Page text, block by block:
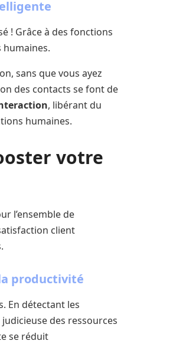
! Grâce à des fonctions
humaines.
sans que vous ayez
des contacts se font de
, libérant du
humaines.
votre
l’ensemble de
client
productivité
En détectant les
des ressources
se réduit